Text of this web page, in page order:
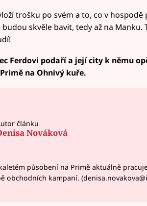
trošku po svém a to, co v
skvěle bavit, tedy až na Manku.
Ferdovi podaří a její city k němu
na Ohnivý kuře.
článku
Nováková
působení na Primě aktuálně
obchodních kampaní.